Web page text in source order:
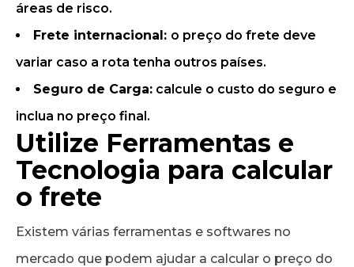
áreas de risco.
Frete internacional: o preço do frete deve
variar caso a rota tenha outros países.
Seguro de Carga: calcule o custo do seguro e
inclua no preço final.
Utilize Ferramentas e
Tecnologia para calcular
o frete
Existem várias ferramentas e softwares no
mercado que podem ajudar a calcular o preço do